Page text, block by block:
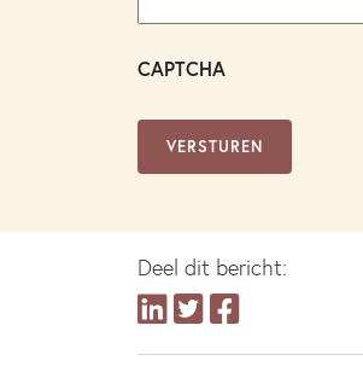
CAPTCHA
Deel dit bericht: